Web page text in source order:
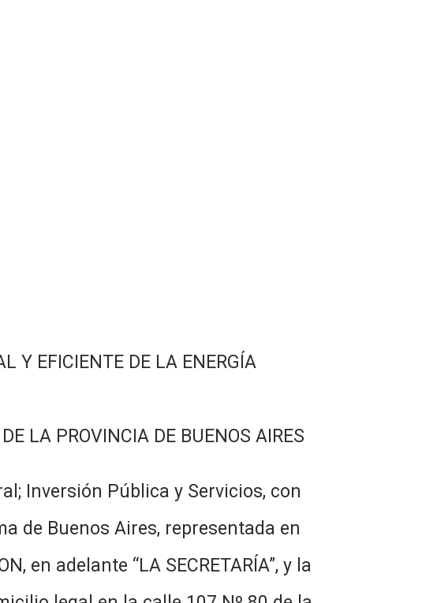
Y EFICIENTE DE LA ENERGÍA
LA PROVINCIA DE BUENOS AIRES
Inversión Pública y Servicios, con
de Buenos Aires, representada en
en adelante “LA SECRETARÍA”, y la